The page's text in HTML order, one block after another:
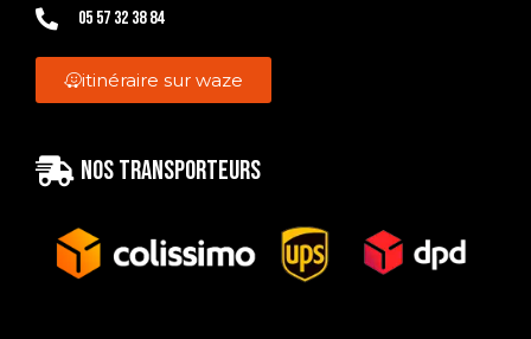
05 57 32 38 84
itinéraire sur waze
Nos transporteurs